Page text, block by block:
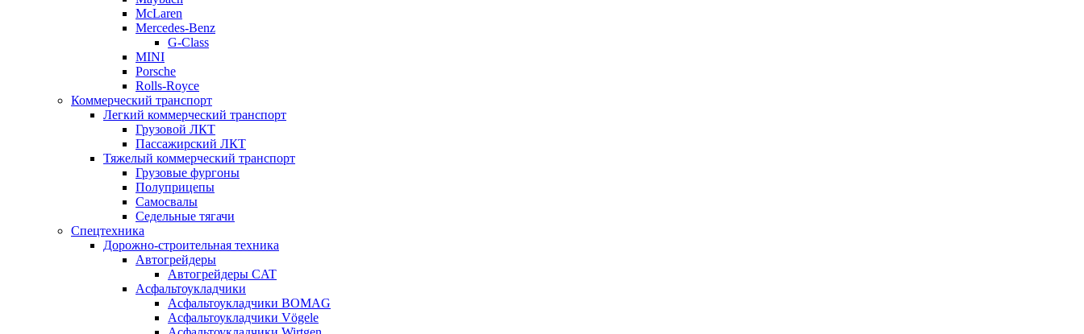
McLaren
Mercedes-Benz
G-Class
MINI
Porsche
Rolls-Royce
Коммерческий транспорт
Легкий коммерческий транспорт
Грузовой ЛКТ
Пассажирский ЛКТ
Тяжелый коммерческий транспорт
Грузовые фургоны
Полуприцепы
Самосвалы
Седельные тягачи
Спецтехника
Дорожно-строительная техника
Автогрейдеры
Автогрейдеры CAT
Асфальтоукладчики
Асфальтоукладчики BOMAG
Асфальтоукладчики Vögele